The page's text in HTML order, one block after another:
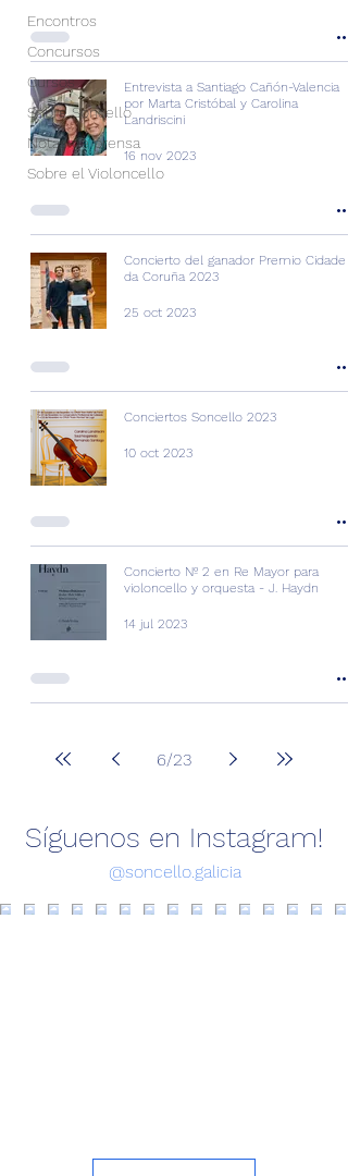
Encontros
Concursos
Cursos
Sobre Soncello
Notas de prensa
Sobre el Violoncello
Entrevista a Santiago Cañón-Valencia
por Marta Cristóbal y Carolina
Landriscini
16 nov 2023
Concierto del ganador Premio Cidade
da Coruña 2023
25 oct 2023
Conciertos Soncello 2023
10 oct 2023
Concierto Nº 2 en Re Mayor para
violoncello y orquesta - J. Haydn
14 jul 2023
6/23
Síguenos en Instagram!
@soncello.galicia